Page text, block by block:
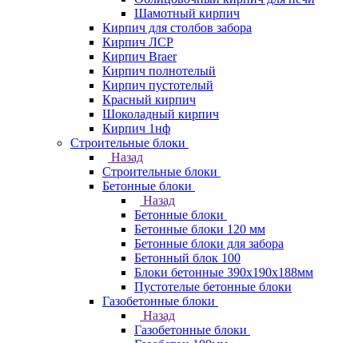
Шамотный кирпич
Кирпич для столбов забора
Кирпич ЛСР
Кирпич Braer
Кирпич полнотелый
Кирпич пустотелый
Красный кирпич
Шоколадный кирпич
Кирпич 1нф
Строительные блоки
Назад
Строительные блоки
Бетонные блоки
Назад
Бетонные блоки
Бетонные блоки 120 мм
Бетонные блоки для забора
Бетонный блок 100
Блоки бетонные 390х190х188мм
Пустотелые бетонные блоки
Газобетонные блоки
Назад
Газобетонные блоки